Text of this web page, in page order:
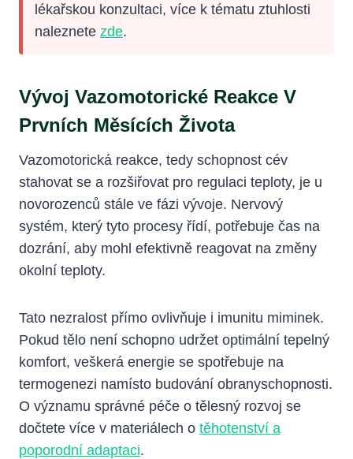
lékařskou konzultaci, více k tématu ztuhlosti
naleznete zde.
Vývoj Vazomotorické Reakce V
Prvních Měsících Života
Vazomotorická reakce, tedy schopnost cév
stahovat se a rozšiřovat pro regulaci teploty, je u
novorozenců stále ve fázi vývoje. Nervový
systém, který tyto procesy řídí, potřebuje čas na
dozrání, aby mohl efektivně reagovat na změny
okolní teploty.
Tato nezralost přímo ovlivňuje i imunitu miminek.
Pokud tělo není schopno udržet optimální tepelný
komfort, veškerá energie se spotřebuje na
termogenezi namísto budování obranyschopnosti.
O významu správné péče o tělesný rozvoj se
dočtete více v materiálech o těhotenství a
poporodní adaptaci.